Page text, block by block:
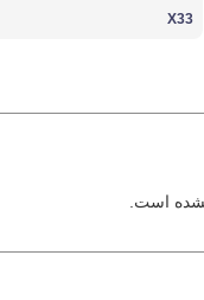
X33
است.